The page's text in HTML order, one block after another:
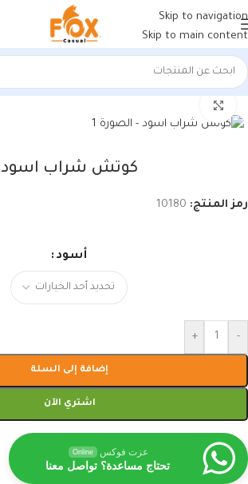
Skip to navigation
Skip to main content
الرئيسية/أحذية رجالي/كوتشي رجالي
كوتش شراب اسود
رمز المنتج: 10180
أسود
-
+
إضافة إلى السلة
اشتري الآن
عزت فوكس Online
تحتاج مساعدة؟ تواصل معنا